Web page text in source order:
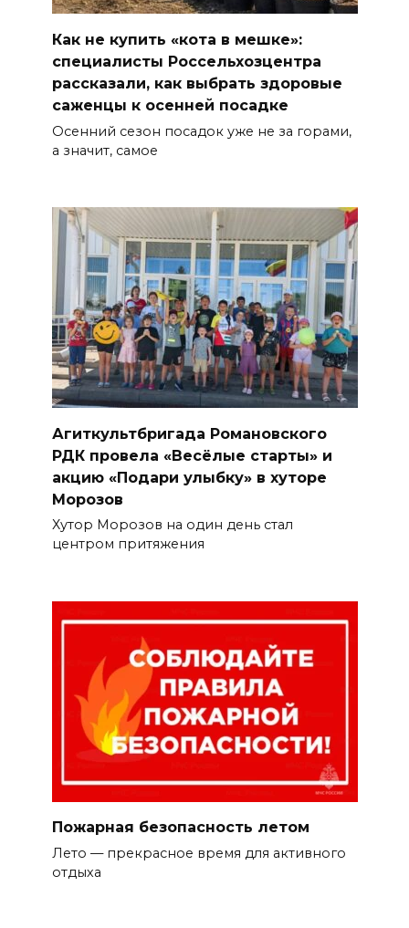
Как не купить «кота в мешке»:
специалисты Россельхозцентра
рассказали, как выбрать здоровые
саженцы к осенней посадке
Осенний сезон посадок уже не за горами,
а значит, самое
Агиткультбригада Романовского
РДК провела «Весёлые старты» и
акцию «Подари улыбку» в хуторе
Морозов
Хутор Морозов на один день стал
центром притяжения
Пожарная безопасность летом
Лето — прекрасное время для активного
отдыха